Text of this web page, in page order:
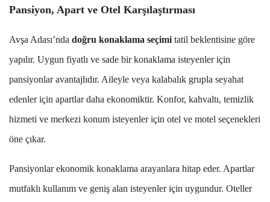
Pansiyon, Apart ve Otel Karşılaştırması
Avşa Adası’nda doğru konaklama seçimi tatil beklentisine göre
yapılır. Uygun fiyatlı ve sade bir konaklama isteyenler için
pansiyonlar avantajlıdır. Aileyle veya kalabalık grupla seyahat
edenler için apartlar daha ekonomiktir. Konfor, kahvaltı, temizlik
hizmeti ve merkezi konum isteyenler için otel ve motel seçenekleri
öne çıkar.
Pansiyonlar ekonomik konaklama arayanlara hitap eder. Apartlar
mutfaklı kullanım ve geniş alan isteyenler için uygundur. Oteller